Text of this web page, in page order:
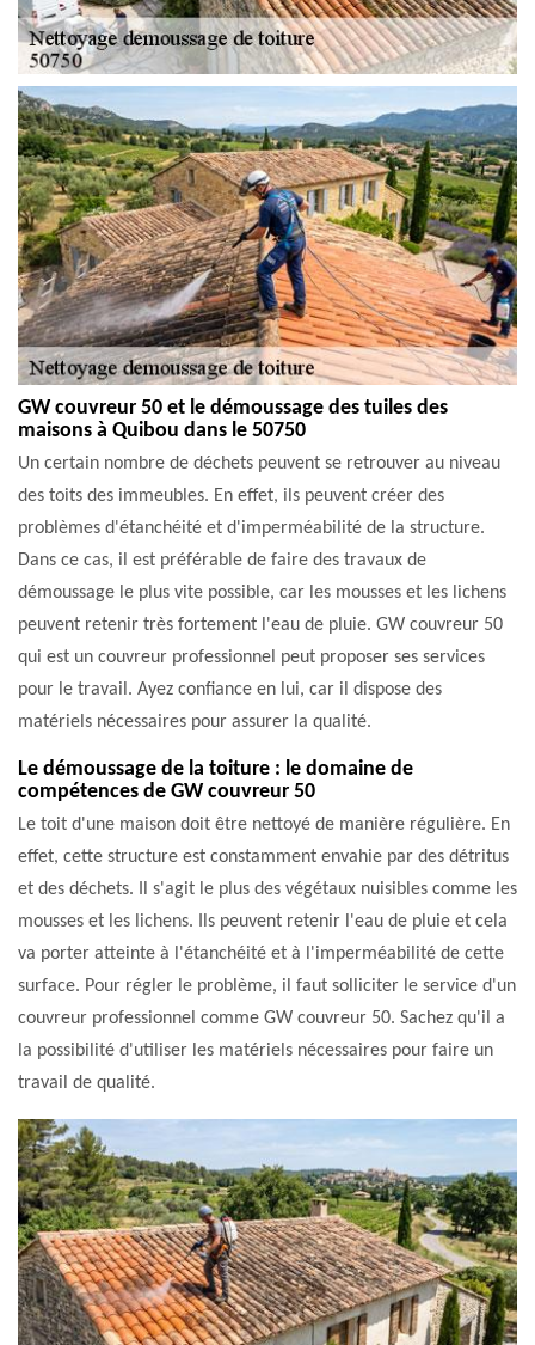
GW couvreur 50 et le démoussage des tuiles des
maisons à Quibou dans le 50750
Un certain nombre de déchets peuvent se retrouver au niveau
des toits des immeubles. En effet, ils peuvent créer des
problèmes d'étanchéité et d'imperméabilité de la structure.
Dans ce cas, il est préférable de faire des travaux de
démoussage le plus vite possible, car les mousses et les lichens
peuvent retenir très fortement l'eau de pluie. GW couvreur 50
qui est un couvreur professionnel peut proposer ses services
pour le travail. Ayez confiance en lui, car il dispose des
matériels nécessaires pour assurer la qualité.
Le démoussage de la toiture : le domaine de
compétences de GW couvreur 50
Le toit d'une maison doit être nettoyé de manière régulière. En
effet, cette structure est constamment envahie par des détritus
et des déchets. Il s'agit le plus des végétaux nuisibles comme les
mousses et les lichens. Ils peuvent retenir l'eau de pluie et cela
va porter atteinte à l'étanchéité et à l'imperméabilité de cette
surface. Pour régler le problème, il faut solliciter le service d'un
couvreur professionnel comme GW couvreur 50. Sachez qu'il a
la possibilité d'utiliser les matériels nécessaires pour faire un
travail de qualité.